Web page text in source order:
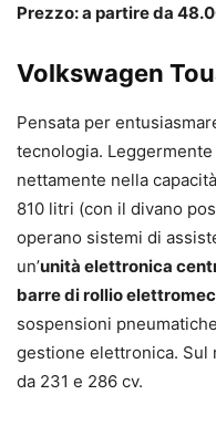
Prezzo: a partire da
Volkswagen
Pensata per
tecnologia.
nettamente nella
810 litri (con il divano
operano sistemi di
un’unità elettronica
barre di rollio
sospensioni
gestione elettronica. Sul
da 231 e 286 cv.